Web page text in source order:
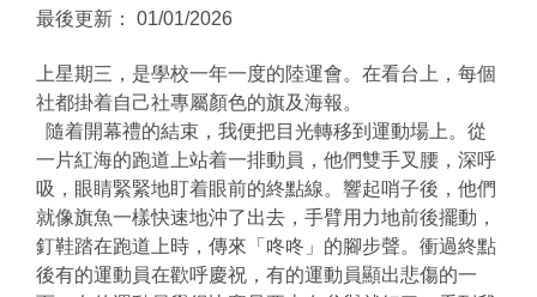
最後更新： 01/01/2026
上星期三，是學校一年一度的陸運會。在看台上，每個
社都掛着自己社專屬顏色的旗及海報。
隨着開幕禮的結束，我便把目光轉移到運動場上。從
一片紅海的跑道上站着一排動員，他們雙手叉腰，深呼
吸，眼睛緊緊地盯着眼前的終點線。響起哨子後，他們
就像旗魚一樣快速地沖了出去，手臂用力地前後擺動，
釘鞋踏在跑道上時，傳來「咚咚」的腳步聲。衝過終點
後有的運動員在歡呼慶祝，有的運動員顯出悲傷的一